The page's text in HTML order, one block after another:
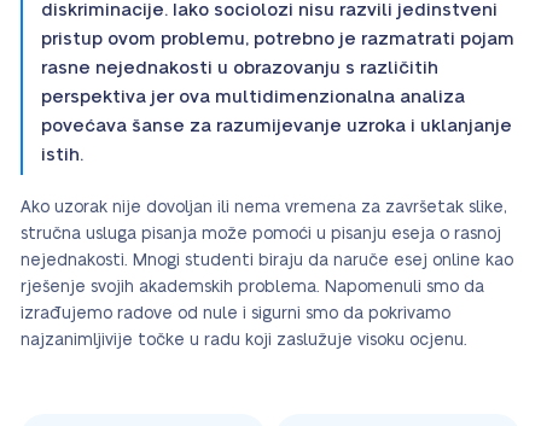
diskriminacije. Iako sociolozi nisu razvili jedinstveni
pristup ovom problemu, potrebno je razmatrati pojam
rasne nejednakosti u obrazovanju s različitih
perspektiva jer ova multidimenzionalna analiza
povećava šanse za razumijevanje uzroka i uklanjanje
istih.
Ako uzorak nije dovoljan ili nema vremena za završetak slike,
stručna usluga pisanja može pomoći u pisanju eseja o rasnoj
nejednakosti. Mnogi studenti biraju da naruče esej online kao
rješenje svojih akademskih problema. Napomenuli smo da
izrađujemo radove od nule i sigurni smo da pokrivamo
najzanimljivije točke u radu koji zaslužuje visoku ocjenu.